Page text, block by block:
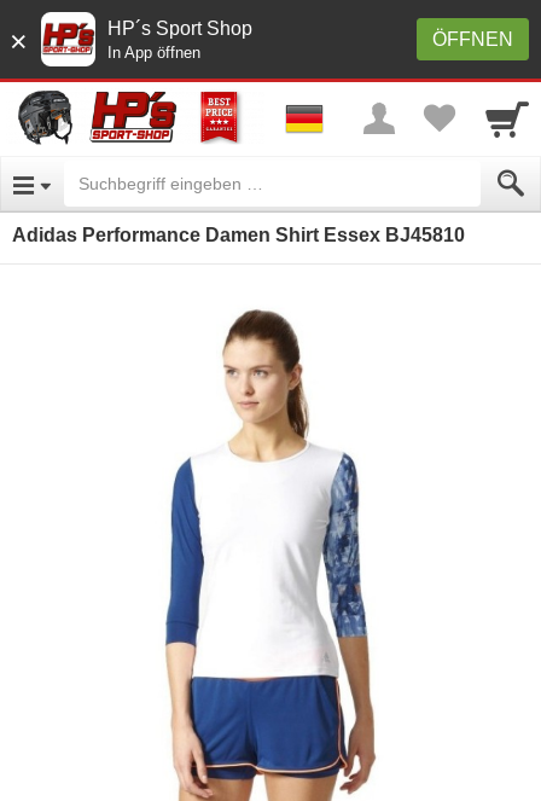
× ÖFFNEN
HP´s Sport Shop
In App öffnen
Adidas Performance Damen Shirt Essex BJ45810